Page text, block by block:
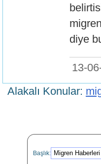
diye
13-
Alakalı Konular:
Başlık: